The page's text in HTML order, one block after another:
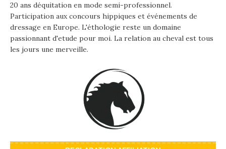
20 ans déquitation en mode semi-professionnel.
Participation aux concours hippiques et événements de
dressage en Europe. L'éthologie reste un domaine
passionnant d'etude pour moi. La relation au cheval est tous
les jours une merveille.